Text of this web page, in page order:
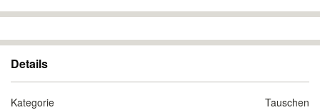
Details
Kategorie Tauschen